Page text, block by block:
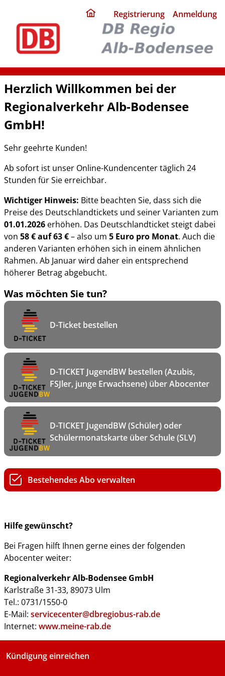
home
page
Registrierung Anmeldung
Herzlich Willkommen bei der
Regionalverkehr Alb-Bodensee
GmbH!
Sehr geehrte Kunden!
Ab sofort ist unser Online-Kundencenter täglich 24
Stunden für Sie erreichbar.
Wichtiger Hinweis: Bitte beachten Sie, dass sich die
Preise des Deutschlandtickets und seiner Varianten zum
01.01.2026 erhöhen. Das Deutschlandticket steigt dabei
von 58 € auf 63 €– also um 5 Euro pro Monat. Auch die
anderen Varianten erhöhen sich in einem ähnlichen
Rahmen. Ab Januar wird daher ein entsprechend
höherer Betrag abgebucht.
Was möchten Sie tun?
D-Ticket bestellen
D-TICKET JugendBW bestellen (Azubis,
FSJler, junge Erwachsene) über Abocenter
D-TICKET JugendBW (Schüler) oder
Schülermonatskarte über Schule (SLV)
Bestehendes Abo verwalten
Hilfe gewünscht?
Bei Fragen hilft Ihnen gerne eines der folgenden
Abocenter weiter:
Regionalverkehr Alb-Bodensee GmbH
Karlstraße 31-33, 89073 Ulm
Tel.: 0731/1550-0
E-Mail: servicecenter@dbregiobus-rab.de
Internet: www.meine-rab.de
Kündigung einreichen